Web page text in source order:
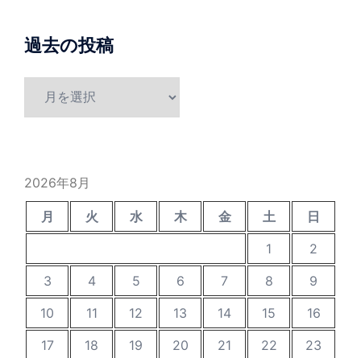
過去の投稿
2026年8月
月 火 水 木 金 土
日
1
2
3
4 5 6 7 8
9
10
11 12 13 14 15
16
17
18 19 20 21 22
23